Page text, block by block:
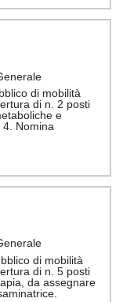
di mobilità
di n. 2 posti
e
Nomina
di mobilità
di n. 5 posti
da assegnare